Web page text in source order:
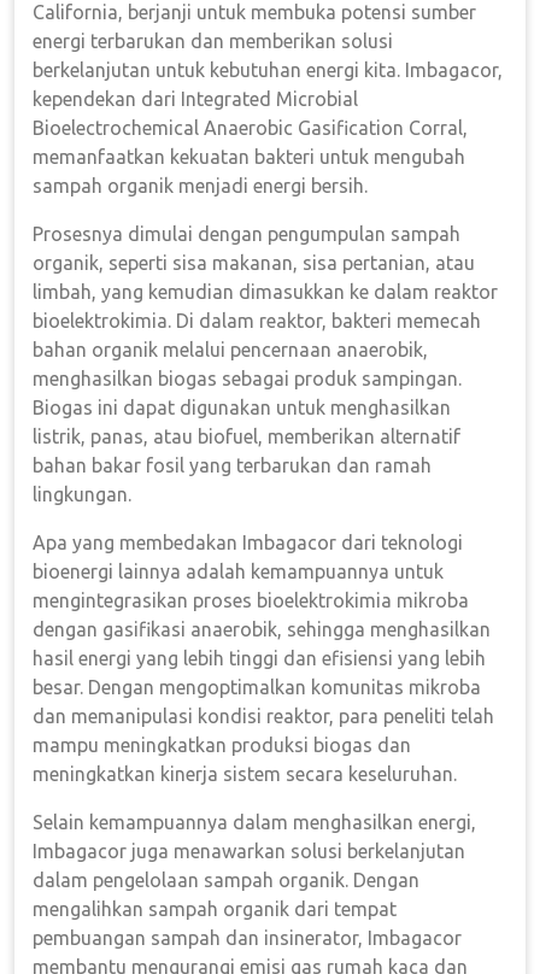
California, berjanji untuk membuka potensi sumber
energi terbarukan dan memberikan solusi
berkelanjutan untuk kebutuhan energi kita. Imbagacor,
kependekan dari Integrated Microbial
Bioelectrochemical Anaerobic Gasification Corral,
memanfaatkan kekuatan bakteri untuk mengubah
sampah organik menjadi energi bersih.
Prosesnya dimulai dengan pengumpulan sampah
organik, seperti sisa makanan, sisa pertanian, atau
limbah, yang kemudian dimasukkan ke dalam reaktor
bioelektrokimia. Di dalam reaktor, bakteri memecah
bahan organik melalui pencernaan anaerobik,
menghasilkan biogas sebagai produk sampingan.
Biogas ini dapat digunakan untuk menghasilkan
listrik, panas, atau biofuel, memberikan alternatif
bahan bakar fosil yang terbarukan dan ramah
lingkungan.
Apa yang membedakan Imbagacor dari teknologi
bioenergi lainnya adalah kemampuannya untuk
mengintegrasikan proses bioelektrokimia mikroba
dengan gasifikasi anaerobik, sehingga menghasilkan
hasil energi yang lebih tinggi dan efisiensi yang lebih
besar. Dengan mengoptimalkan komunitas mikroba
dan memanipulasi kondisi reaktor, para peneliti telah
mampu meningkatkan produksi biogas dan
meningkatkan kinerja sistem secara keseluruhan.
Selain kemampuannya dalam menghasilkan energi,
Imbagacor juga menawarkan solusi berkelanjutan
dalam pengelolaan sampah organik. Dengan
mengalihkan sampah organik dari tempat
pembuangan sampah dan insinerator, Imbagacor
membantu mengurangi emisi gas rumah kaca dan